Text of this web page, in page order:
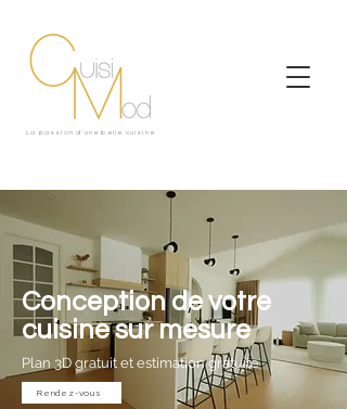
La passion d'une belle cuisine
Conception de votre
cuisine sur mesure
Plan 3D gratuit et estimation gratuite
Rendez-vous